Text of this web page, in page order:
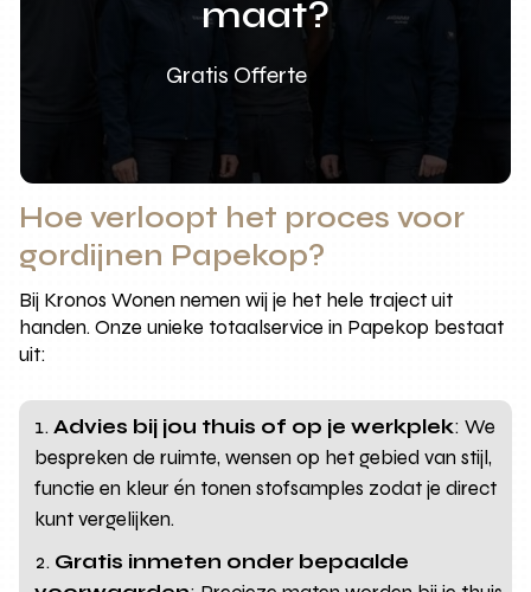
maat?
Gratis Offerte
Hoe verloopt het proces voor
gordijnen Papekop?
Bij Kronos Wonen nemen wij je het hele traject uit
handen. Onze unieke totaalservice in Papekop bestaat
uit:
Advies bij jou thuis of op je werkplek: We
bespreken de ruimte, wensen op het gebied van stijl,
functie en kleur én tonen stofsamples zodat je direct
kunt vergelijken.
Gratis inmeten onder bepaalde